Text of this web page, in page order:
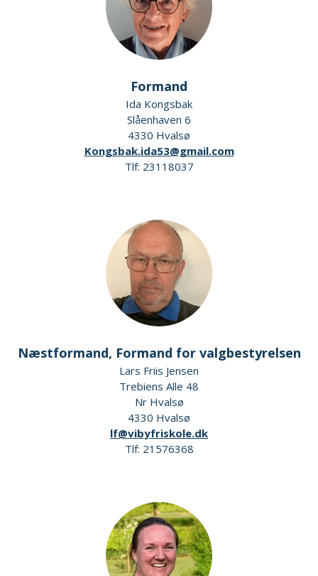
Formand
Ida Kongsbak
Slåenhaven 6
4330 Hvalsø
Kongsbak.ida53@gmail.com
Tlf: 23118037
Næstformand, Formand for valgbestyrelsen
Lars Friis Jensen
Trebiens Alle 48
Nr Hvalsø
4330 Hvalsø
lf@vibyfriskole.dk
Tlf: 21576368